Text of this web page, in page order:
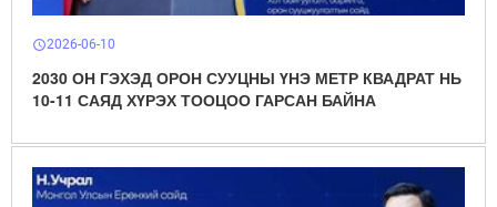
schedule2026-06-10
2030 ОН ГЭХЭД ОРОН СУУЦНЫ ҮНЭ МЕТР КВАДРАТ НЬ
10-11 САЯД ХҮРЭХ ТООЦОО ГАРСАН БАЙНА